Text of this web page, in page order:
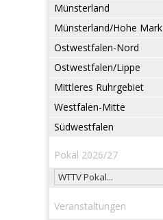
Münsterland
Münsterland/Hohe Mark
Ostwestfalen-Nord
Ostwestfalen/Lippe
Mittleres Ruhrgebiet
Westfalen-Mitte
Südwestfalen
Pokal 2026/27
Veranstaltungen